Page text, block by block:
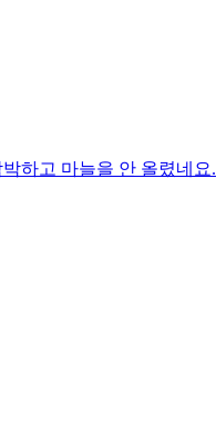
하고 마늘을 안 올렸네요.